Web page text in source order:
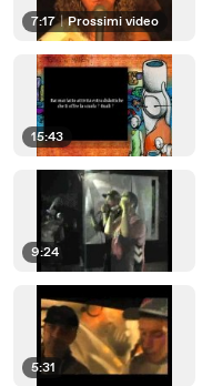
7:17 | Prossimi video
15:43
9:24
5:31